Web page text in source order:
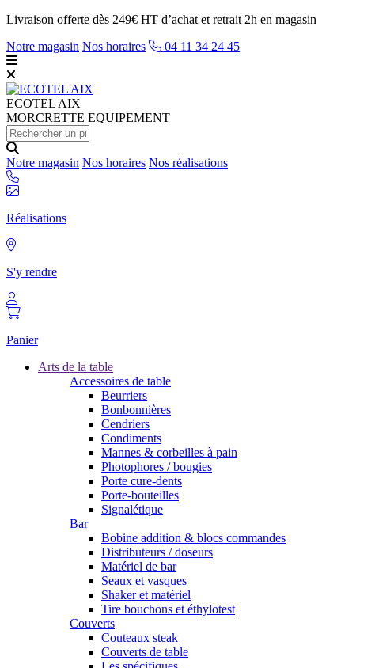
Livraison offerte dès 249€ HT d’achat et retrait 2h en magasin
Notre magasin Nos horaires 04 11 34 24 45
ECOTEL AIX
MORCRETTE EQUIPEMENT
Notre magasin Nos horaires Nos réalisations
Réalisations
S'y rendre
Panier
Arts de la table
Accessoires de table
Beurriers
Bonbonnières
Cendriers
Condiments
Mannes & corbeilles à pain
Photophores / bougies
Porte cure-dents
Porte-bouteilles
Signalétique
Bar
Bobine addition & blocs commandes
Distributeurs / doseurs
Matériel de bar
Seaux et vasques
Shaker et matériel
Tire bouchons et éthylotest
Couverts
Couteaux steak
Couverts de table